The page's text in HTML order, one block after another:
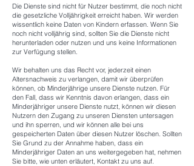
Die Dienste sind nicht für Nutzer bestimmt, die noch nicht
die gesetzliche Volljährigkeit erreicht haben. Wir werden
wissentlich keine Daten von Kindern erfassen. Wenn Sie
noch nicht volljährig sind, sollten Sie die Dienste nicht
herunterladen oder nutzen und uns keine Informationen
zur Verfügung stellen.
Wir behalten uns das Recht vor, jederzeit einen
Altersnachweis zu verlangen, damit wir überprüfen
können, ob Minderjährige unsere Dienste nutzen. Für
den Fall, dass wir Kenntnis davon erlangen, dass ein
Minderjähriger unsere Dienste nutzt, können wir diesen
Nutzern den Zugang zu unseren Diensten untersagen
und ihn sperren, und wir können alle bei uns
gespeicherten Daten über diesen Nutzer löschen. Sollten
Sie Grund zu der Annahme haben, dass ein
Minderjähriger Daten an uns weitergegeben hat, nehmen
Sie bitte, wie unten erläutert, Kontakt zu uns auf.